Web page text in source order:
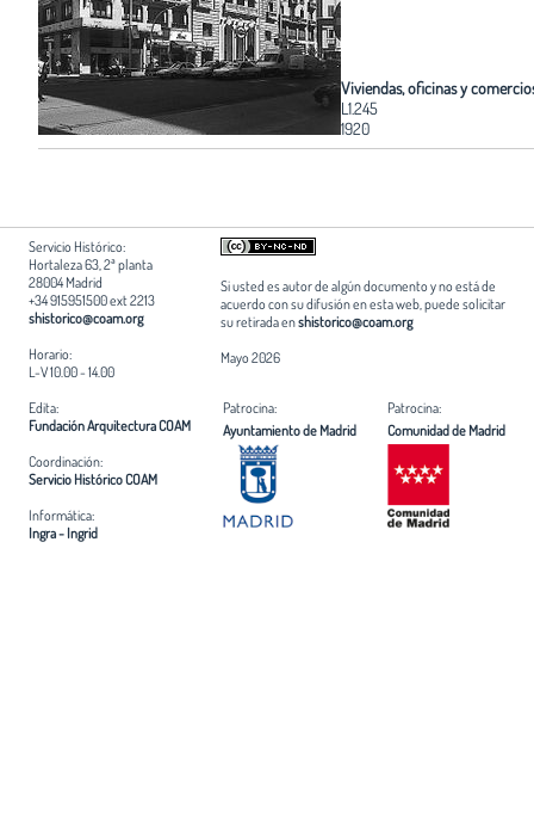
Viviendas, oficinas y
L1.245
1920
Servicio Histórico:
Hortaleza 63, 2ª planta
28004 Madrid
+34 915951500 ext 2213
shistorico@coam.org
Horario:
L-V 10.00 - 14.00
Si usted es autor de algún documento y no está de
acuerdo con su difusión en esta web, puede solicitar
su retirada enshistorico@coam.org
Mayo 2026
Edita:
Fundación Arquitectura COAM
Coordinación:
Servicio Histórico COAM
Informática:
Ingra - Ingrid
Patrocina:
Ayuntamiento de Madrid
Patrocina:
Comunidad de Madrid